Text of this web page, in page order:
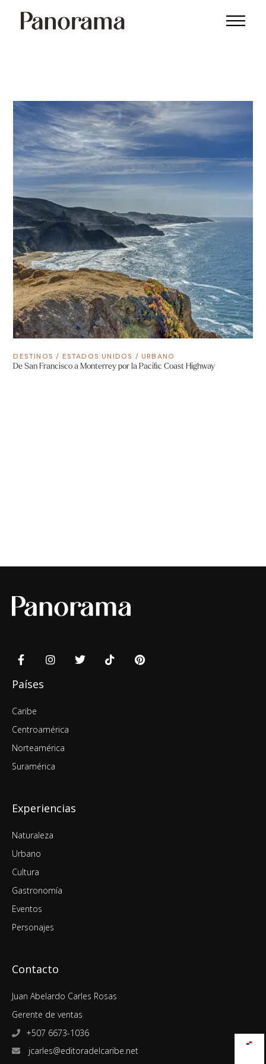
DESTINOS / ESTADOS UNIDOS /URBANO
De San Francisco a Monterrey por la Pacific Coast Highway
Países
Caribe
Centroamérica
Norteamérica
Suramérica
Experiencias
Naturaleza
Urbano
Cultura
Gastronomía
Eventos
Personajes
Contacto
Juan Abelardo Carles Rosas
Gerente de ventas
+507 6673-1036
jcarles@editoradelcaribe.net